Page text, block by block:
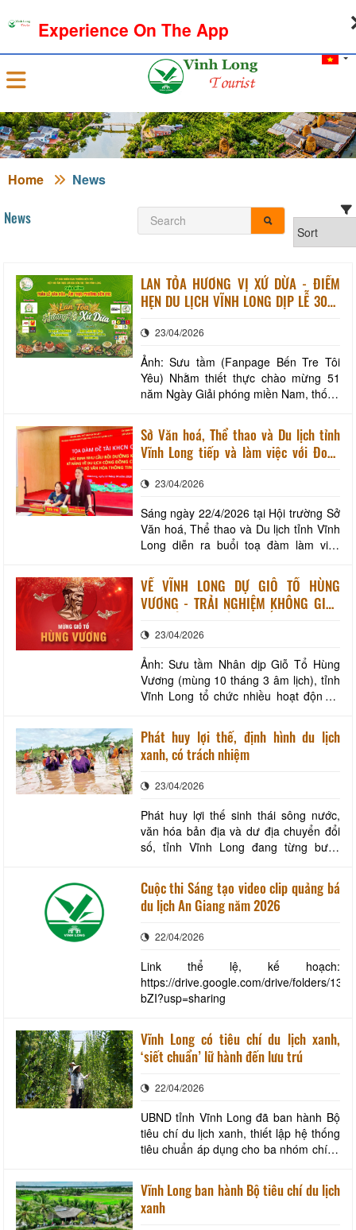
Sign in
Home News
News
LAN TỎA HƯƠNG VỊ XỨ DỪA - ĐIỂM
HẸN DU LỊCH VĨNH LONG DỊP LỄ 30/4
23/04/2026
Ảnh: Sưu tầm (Fanpage Bến Tre Tôi
Yêu) Nhằm thiết thực chào mừng 51
năm Ngày Giải phóng miền Nam, thống
và 140 năm Ngày Quốc tế Lao động
(01/5/1886 - 01/5/2026), phường Bến
Tre phối hợp Hiệp hội Ẩm thực xứ Dừa
thực phường B
Sở Văn hoá, Thể thao và Du lịch tỉnh
Vĩnh Long tiếp và làm việc với Đoàn
hóa, thể thao và du lịch
23/04/2026
Sáng ngày 22/4/2026 tại Hội trường Sở
Văn hoá, Thể thao và Du lịch tỉnh Vĩnh
Long diễn ra buổi toạ đàm làm việc
quản lý văn hóa, thể thao và du lịch với
đề tài “ Xác định nhu cầu bồi dưỡng
kiến thức, kỹ năng về du lịch cộng đồng
VỀ VĨNH LONG DỰ GIỖ TỔ HÙNG
VƯƠNG - TRẢI NGHIỆM KHÔNG GIAN
23/04/2026
Ảnh: Sưu tầm Nhân dịp Giỗ Tổ Hùng
Vương (mùng 10 tháng 3 âm lịch), tỉnh
Vĩnh Long tổ chức nhiều hoạt động ý
văn hóa, mang đến cho người dân và
du khách một hành trình về nguồn đầy
cảm xúc. Các hoạt động được tổ chức
và giữ nước c
Phát huy lợi thế, định hình du lịch
xanh, có trách nhiệm
23/04/2026
Phát huy lợi thế sinh thái sông nước,
văn hóa bản địa và dư địa chuyển đổi
số, tỉnh Vĩnh Long đang từng bước
lịch theo mô hình xanh, tuần hoàn và
bền vững. Qua đó, góp phần giữ gìn tài
nguyên, bảo tồn tri thức bản địa, tạo
triển
Cuộc thi Sáng tạo video clip quảng bá
du lịch An Giang năm 2026
22/04/2026
Link thể lệ, kế hoạch:
https://drive.google.com/drive/folders/
bZI?usp=sharing
Vĩnh Long có tiêu chí du lịch xanh,
‘siết chuẩn’ lữ hành đến lưu trú
22/04/2026
UBND tỉnh Vĩnh Long đã ban hành Bộ
tiêu chí du lịch xanh, thiết lập hệ thống
tiêu chuẩn áp dụng cho ba nhóm chính
du lịch và cơ sở lưu trú. Du khách tham
quan vườn lá sâm trên cù lao Tam
Hiệp, tỉnh Vĩnh Long. Ảnh: Nguyên
Vĩnh Long ban hành Bộ tiêu chí du lịch
xanh
Experience On The App